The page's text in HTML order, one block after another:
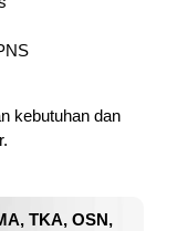
kebutuhan dan
TKA, OSN,